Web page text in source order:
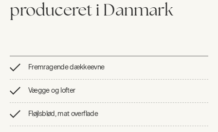
produceret i Danmark
Fremragende dækkeevne
Vægge og lofter
Fløjlsblød, mat overflade